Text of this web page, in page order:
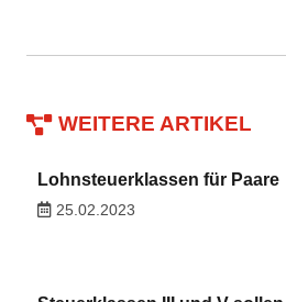
WEITERE ARTIKEL
Lohnsteuerklassen für Paare
25.02.2023